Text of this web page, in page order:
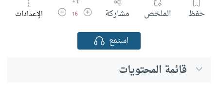
حفظ الملخص مشاركة زيادة حجم الخط
16 تقليل حجم الخط
الإعدادات
استمع
قائمة المحتويات